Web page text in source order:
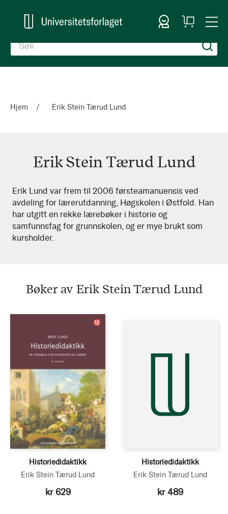
Logg inn
Handlekurv
Hjem Erik Stein Tærud Lund
Erik Stein Tærud Lund
Erik
Stein
Tærud
Lund
Erik Lund var frem til 2006 førsteamanuensis ved
avdeling for lærerutdanning, Høgskolen i Østfold. Han
har utgitt en rekke lærebøker i historie og
samfunnsfag for grunnskolen, og er mye brukt som
kursholder.
Bøker av Erik Stein Tærud Lund
Historiedidaktikk
Erik Stein Tærud Lund
kr 629
Historiedidaktikk
Erik Stein Tærud Lund
kr 489